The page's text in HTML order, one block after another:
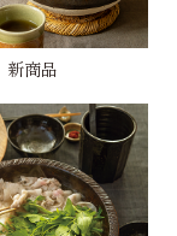
新商品